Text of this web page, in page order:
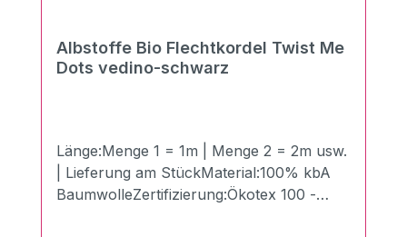
Albstoffe Bio Flechtkordel Twist Me
Dots vedino-schwarz
Länge:Menge 1 = 1m | Menge 2 = 2m usw.
| Lieferung am StückMaterial:100% kbA
BaumwolleZertifizierung:Ökotex 100 -